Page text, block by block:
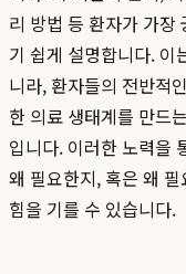
리 방법 등 환자가 가장
기 쉽게 설명합니다. 이
니라, 환자들의 전반적
한 의료 생태계를 만드
입니다. 이러한 노력을
왜 필요한지, 혹은 왜
힘을 기를 수 있습니다.